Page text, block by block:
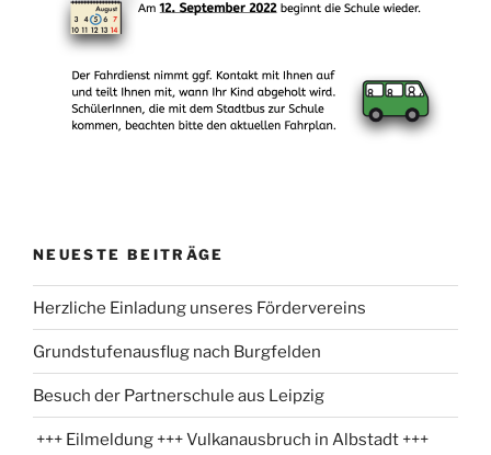
NEUESTE BEITRÄGE
Herzliche Einladung unseres Fördervereins
Grundstufenausflug nach Burgfelden
Besuch der Partnerschule aus Leipzig
+++ Eilmeldung +++ Vulkanausbruch in Albstadt +++